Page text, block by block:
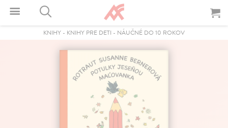
KNIHY - KNIHY PRE DETI - NÁUČNÉ DO 10 ROKOV